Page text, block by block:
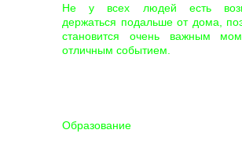
Не у всех людей есть
держаться подальше от дома,
становится очень важным
отличным событием.
Образование